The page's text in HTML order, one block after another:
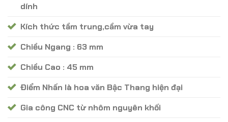
dính
Kích thức tầm trung,cầm vừa tay
Chiều Ngang : 63 mm
Chiều Cao : 45 mm
Điểm Nhấn là hoa văn Bậc Thang hiện đại
Gia công CNC từ nhôm nguyên khối